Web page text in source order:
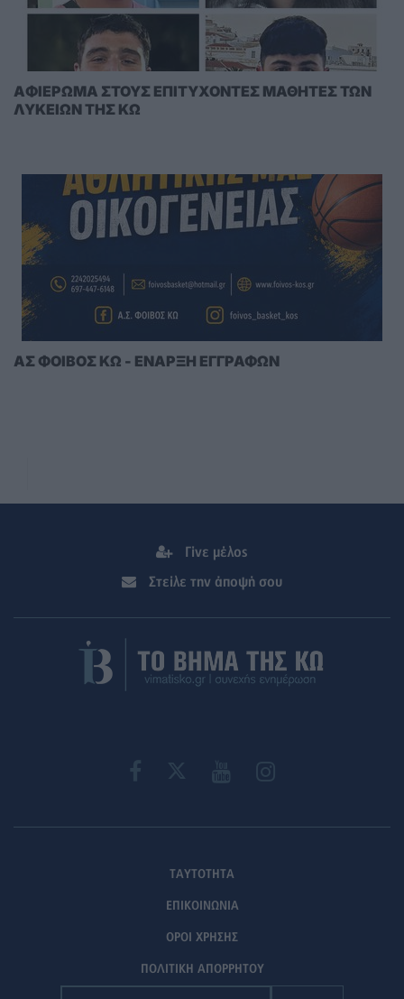
AΦΙΕΡΩΜΑ ΣΤΟΥΣ ΕΠΙΤΥΧΟΝΤΕΣ ΜΑΘΗΤΕΣ ΤΩΝ
ΛΥΚΕΙΩΝ ΤΗΣ ΚΩ
ΑΣ ΦΟΙΒΟΣ ΚΩ - ΕΝΑΡΞΗ ΕΓΓΡΑΦΩΝ
Γίνε μέλος
Στείλε την άποψή σου
ΤΑΥΤΟΤΗΤΑ
ΕΠΙΚΟΙΝΩΝΙΑ
ΟΡΟΙ ΧΡΗΣΗΣ
ΠΟΛΙΤΙΚΗ ΑΠΟΡΡΗΤΟΥ